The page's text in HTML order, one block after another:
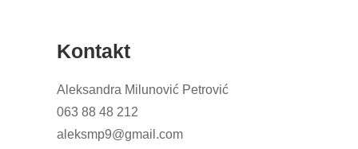
Kontakt
Aleksandra Milunović Petrović
063 88 48 212
aleksmp9@gmail.com